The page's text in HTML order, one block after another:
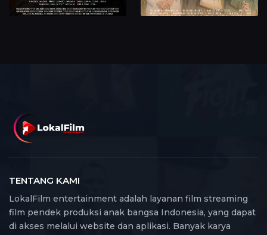
TENTANG KAMI
LokalFilm entertainment adalah layanan film streaming
film pendek produksi anak bangsa Indonesia, yang dapat
di akses melalui website dan aplikasi. Banyak karya